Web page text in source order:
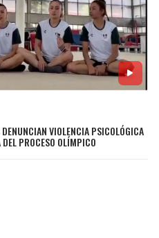
VIOLENCIA PSICOLÓGICA
PROCESO OLÍMPICO